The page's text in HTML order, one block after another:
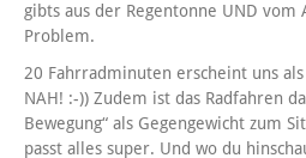
gibts aus der Regentonne UND vom
Problem.
20 Fahrradminuten erscheint uns
NAH! :-)) Zudem ist das Radfahren
Bewegung“ als Gegengewicht zum
passt alles super. Und wo du